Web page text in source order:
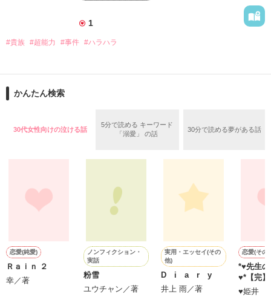
３人は日々の子育てのことや日常のことをブログに綴っていく
お互いの日常を垣間見ることになり
彼女らのモラル（倫理、道徳）が壊れ始め…
＊モラルハザード
倫理の欠如。倫理観や道徳的節度がなくなり，社会的な責任を
果たさないこと。
wikipediaより
｢君に会うために、俺、頑張ったんだよ。
彼が、帰ってきた
そう理解するのには大分時間がかかり
1
#貴族 #超能力 #事件 #ハラハラ
かんたん検索
30代女性向けの泣ける話
5分で読める キーワード
「溺愛」 の話
30分で読める夢がある話
恋愛(純愛)
Ｒａｉｎ ２
幸／著
ノンフィクション・
実話
粉雪
ユウチャン／著
実用・エッセイ(その
他)
D i a r y
井上 雨／著
恋愛(その
*♥先生
♥*【完】
♥姫井